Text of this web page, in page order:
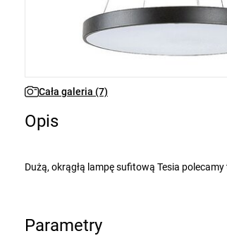
Cała galeria (7)
Opis
Dużą, okrągłą lampę sufitową Tesia polecamy tym, którzy szukają prostego, ale efektownego modelu o długiej żywotności do
Czarną lampę wykonaną z metalu uzupełnia biały klosz z tworzywa sztucznego. Tesia ma wbudowane źródło światła LED o
Parametry